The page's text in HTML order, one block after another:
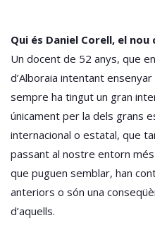
Qui és Daniel Corell, el
Un docent de 52 anys, que
d’Alboraia intentant
sempre ha tingut un gran
únicament per la dels grans
internacional o estatal, que
passant al nostre entorn
que puguen semblar, han
anteriors o són una
d’aquells.